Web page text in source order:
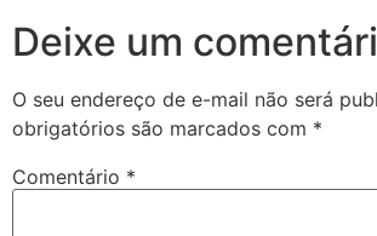
Deixe um
O seu endereço de e-mail não será
obrigatórios são marcados com *
Comentário *